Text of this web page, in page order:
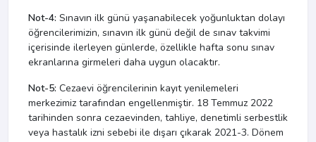
Not-4: Sınavın ilk günü yaşanabilecek yoğunluktan dolayı
öğrencilerimizin, sınavın ilk günü değil de sınav takvimi
içerisinde ilerleyen günlerde, özellikle hafta sonu sınav
ekranlarına girmeleri daha uygun olacaktır.
Not-5: Cezaevi öğrencilerinin kayıt yenilemeleri
merkezimiz tarafından engellenmiştir. 18 Temmuz 2022
tarihinden sonra cezaevinden, tahliye, denetimli serbestlik
veya hastalık izni sebebi ile dışarı çıkarak 2021-3. Dönem